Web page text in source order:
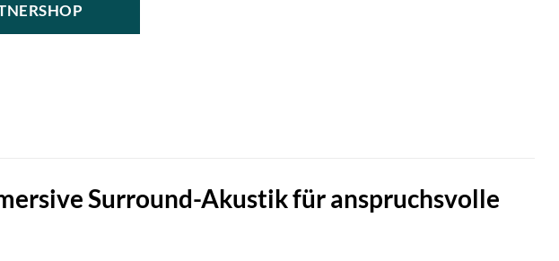
Surround-Akustik für anspruchsvolle